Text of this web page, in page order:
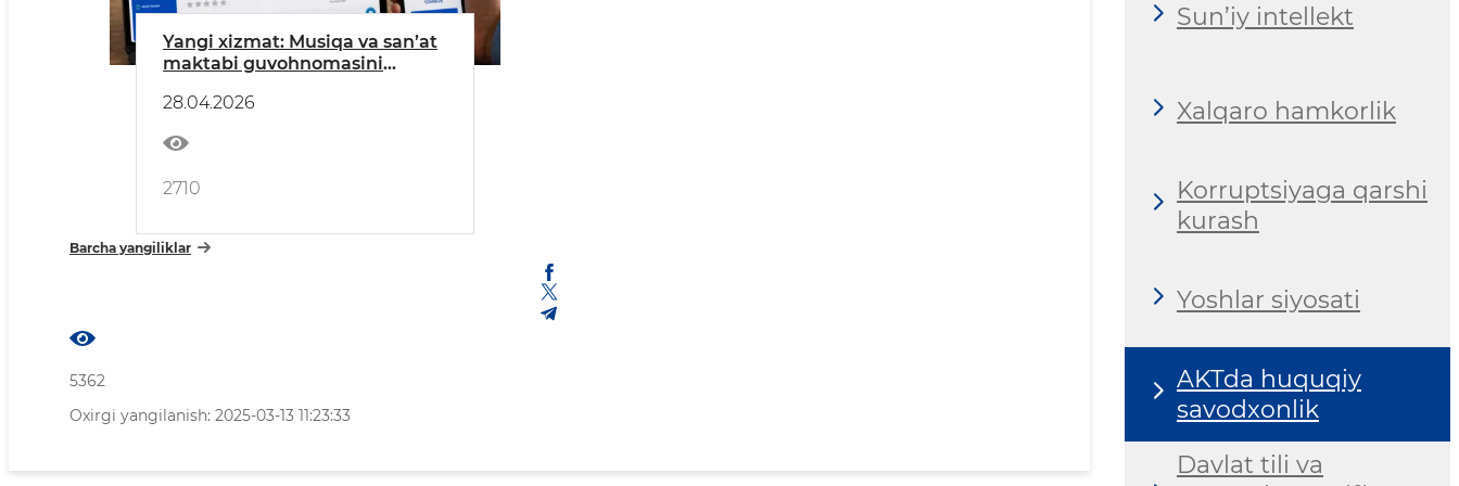
Yangi xizmat: Musiqa va san’at
maktabi guvohnomasini
28.04.2026
2710
Barcha yangiliklar
5362
Oxirgi yangilanish: 2025-03-13 11:23:33
Sun’iy intellekt
Xalqaro hamkorlik
Korruptsiyaga qarshi
kurash
Yoshlar siyosati
AKTda huquqiy
savodxonlik
Davlat tili va